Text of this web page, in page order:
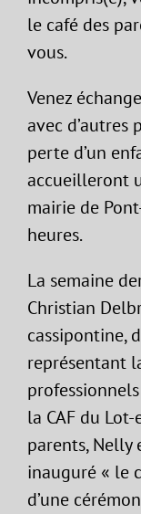
le café des
vous.
Venez
avec d’autres
perte d’un
accueilleront
mairie de
heures.
La semaine
Christian
cassipontine,
représentant
la CAF du
parents,
inauguré « le
d’une